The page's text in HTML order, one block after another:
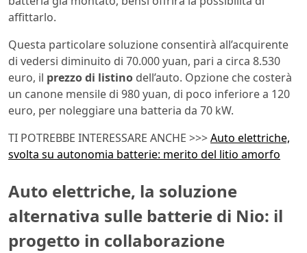
affittarlo.
Questa particolare soluzione consentirà all’acquirente
di vedersi diminuito di 70.000 yuan, pari a circa 8.530
euro, il prezzo di listino dell’auto. Opzione che costerà
un canone mensile di 980 yuan, di poco inferiore a 120
euro, per noleggiare una batteria da 70 kW.
TI POTREBBE INTERESSARE ANCHE >>>Auto elettriche,
svolta su autonomia batterie: merito del litio amorfo
Auto elettriche, la soluzione
alternativa sulle batterie di Nio: il
progetto in collaborazione